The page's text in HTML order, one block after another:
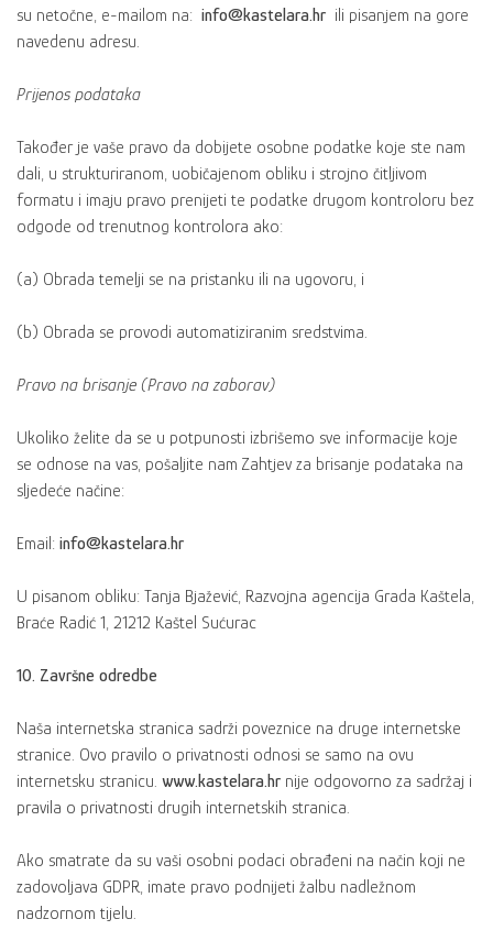
su netočne, e-mailom na: info@kastelara.hr ili pisanjem na gore
navedenu adresu.
Prijenos podataka
Također je vaše pravo da dobijete osobne podatke koje ste nam
dali, u strukturiranom, uobičajenom obliku i strojno čitljivom
formatu i imaju pravo prenijeti te podatke drugom kontroloru bez
odgode od trenutnog kontrolora ako:
(a) Obrada temelji se na pristanku ili na ugovoru, i
(b) Obrada se provodi automatiziranim sredstvima.
Pravo na brisanje (Pravo na zaborav)
Ukoliko želite da se u potpunosti izbrišemo sve informacije koje
se odnose na vas, pošaljite nam Zahtjev za brisanje podataka na
sljedeće načine:
Email: info@kastelara.hr
U pisanom obliku: Tanja Bjažević, Razvojna agencija Grada Kaštela,
Braće Radić 1, 21212 Kaštel Sućurac
10. Završne odredbe
Naša internetska stranica sadrži poveznice na druge internetske
stranice. Ovo pravilo o privatnosti odnosi se samo na ovu
internetsku stranicu. www.kastelara.hr nije odgovorno za sadržaj i
pravila o privatnosti drugih internetskih stranica.
Ako smatrate da su vaši osobni podaci obrađeni na način koji ne
zadovoljava GDPR, imate pravo podnijeti žalbu nadležnom
nadzornom tijelu.